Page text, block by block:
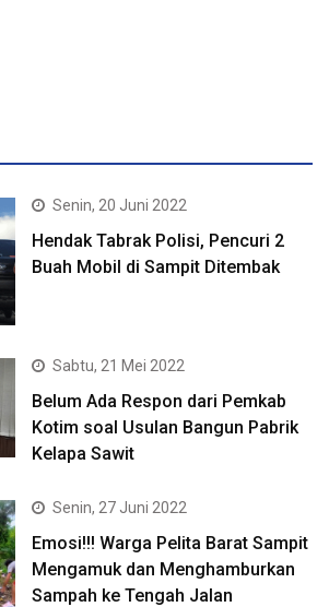
Senin, 20 Juni 2022
Hendak Tabrak Polisi, Pencuri 2
Buah Mobil di Sampit Ditembak
Sabtu, 21 Mei 2022
Belum Ada Respon dari Pemkab
Kotim soal Usulan Bangun Pabrik
Kelapa Sawit
Senin, 27 Juni 2022
Emosi!!! Warga Pelita Barat Sampit
Mengamuk dan Menghamburkan
Sampah ke Tengah Jalan